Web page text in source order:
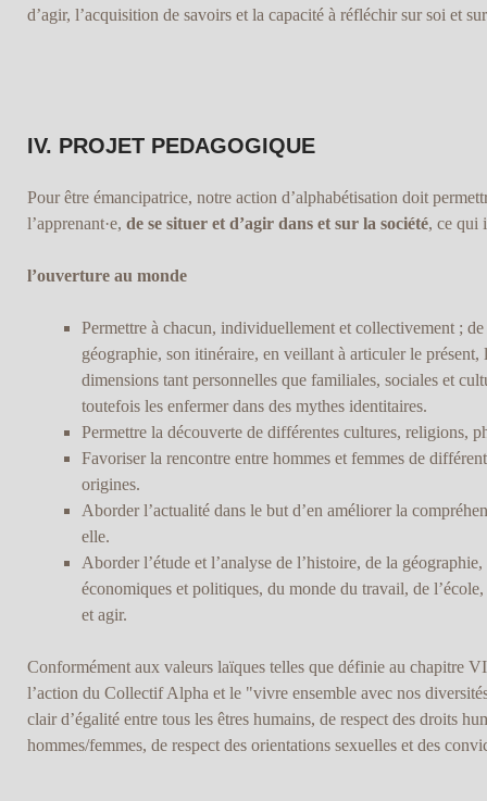
d’agir, l’acquisition de savoirs et la capacité à réfléchir sur soi et
IV. PROJET PEDAGOGIQUE
Pour être émancipatrice, notre action d’alphabétisation doit
l’apprenant·e, de se situer et d’agir dans et sur la société, ce qui
l’ouverture au monde
Permettre à chacun, individuellement et collectivement ;
géographie, son itinéraire, en veillant à articuler le présent,
dimensions tant personnelles que familiales, sociales et
toutefois les enfermer dans des mythes identitaires.
Permettre la découverte de différentes cultures, religions,
Favoriser la rencontre entre hommes et femmes de
origines.
Aborder l’actualité dans le but d’en améliorer la
elle.
Aborder l’étude et l’analyse de l’histoire, de la
économiques et politiques, du monde du travail, de
et agir.
Conformément aux valeurs laïques telles que définie au chapitre
l’action du Collectif Alpha et le "vivre ensemble avec nos
clair d’égalité entre tous les êtres humains, de respect des droits
hommes/femmes, de respect des orientations sexuelles et des